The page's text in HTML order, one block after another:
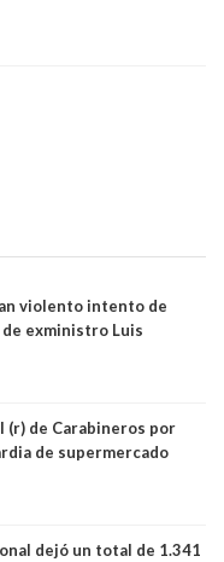
violento intento de
exministro Luis
(r) de Carabineros por
de supermercado
dejó un total de 1.341